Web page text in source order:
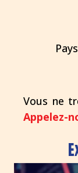
Vous ne
Appelez-